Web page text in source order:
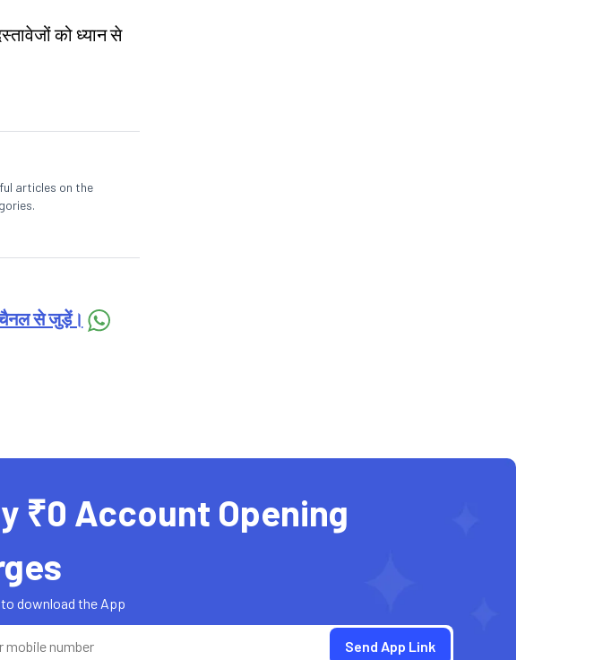
को ध्यान से
articles on the
चैनल से जुड़ें।
₹0 Account Opening
download the App